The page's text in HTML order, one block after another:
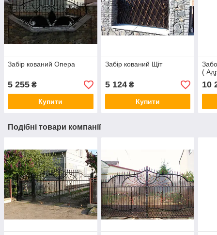
Забір кований Опера
5 255 ₴
Купити
Забір кований Щіт
5 124₴
Купити
(
10
Подібні товари компанії